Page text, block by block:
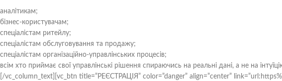
аналітикам;
бізнес-користувачам;
спеціалістам ритейлу;
спеціалістам обслуговування та продажу;
спеціалістам організаційно-управлінських процесів;
всім хто приймає свої управлінські рішення спираючись на реальні дані, а не на
[/vc_column_text][vc_btn title=”РЕЄСТРАЦІЯ” color=”danger” align=”center”